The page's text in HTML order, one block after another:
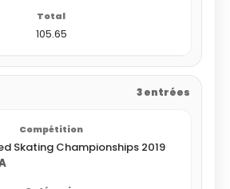
105.65
3 entrées
Skating Championships 2019